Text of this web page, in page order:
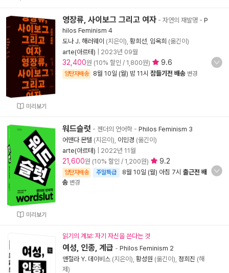
미리보기
영장류, 사이보그 그리고 여자 - 자연의 재발명 - P
hilos Feminism 4
도나 J. 해러웨이 (지은이), 황희선 임옥희 (옮긴이)
arte(아르테)
2023년 09월
32,400원 (10% 할인 / 1,800원) 9.6
양탄자배송 8월 10일 (월) 밤 11시 잠들기전 배송 변경
미리보기
워드슬럿 - 젠더의 언어학 - Philos Feminism 3
어맨다 몬텔 (지은이), 이민경 (옮긴이)
arte(아르테)
2022년 11월
21,600원 (10% 할인 / 1,200원) 9.2
양탄자배송 주말특급 8월 10일 (월) 아침 7시 출근전 배
송 변경
읽기의 계보: 자기 자신을 쓴다는 것
여성, 인종, 계급 - Philos Feminism 2
앤절라 Y. 데이비스 (지은이), 황성원 (옮긴이), 정희진 (해
제)